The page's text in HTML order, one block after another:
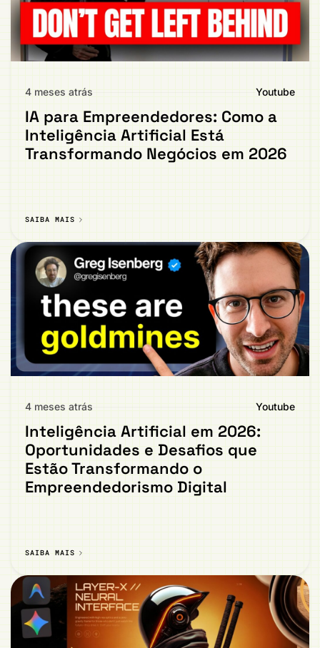
4 meses atrás Youtube
IA para Empreendedores: Como a
Inteligência Artificial Está
Transformando Negócios em 2026
SAIBA MAIS
4 meses atrás Youtube
Inteligência Artificial em 2026:
Oportunidades e Desafios que
Estão Transformando o
Empreendedorismo Digital
SAIBA MAIS